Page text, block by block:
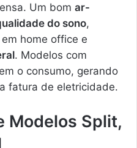
Um bom ar-
do sono,
em home office e
. Modelos com
o consumo, gerando
fatura de eletricidade.
Modelos Split,